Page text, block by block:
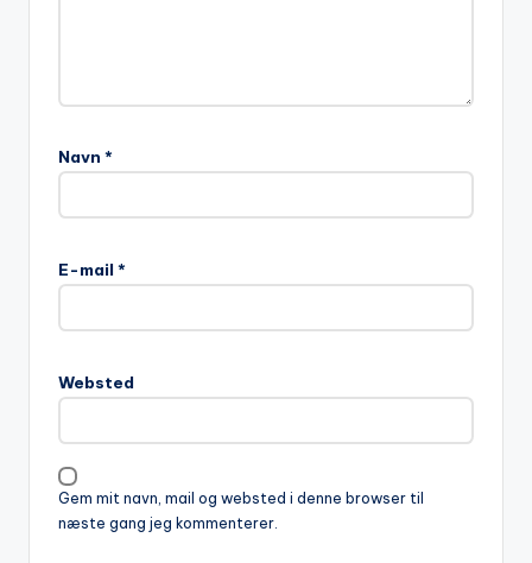
Navn *
E-mail *
Websted
Gem mit navn, mail og websted i denne browser til
næste gang jeg kommenterer.
t
a
i
v
e
: